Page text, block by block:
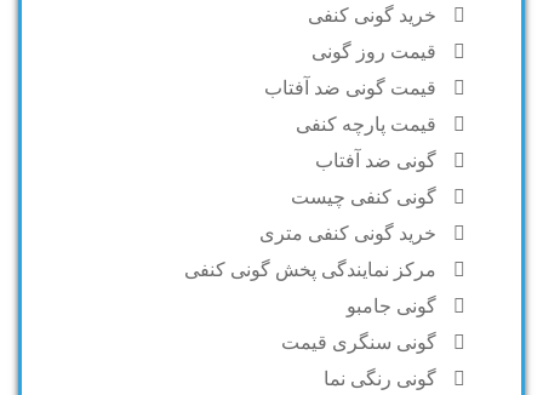
خرید گونی کنفی
قیمت روز گونی
قیمت گونی ضد آفتاب
قیمت پارچه کنفی
گونی ضد آفتاب
گونی کنفی چیست
خرید گونی کنفی متری
مرکز نمایندگی پخش گونی کنفی
گونی جامبو
گونی سنگری قیمت
گونی رنگی نما